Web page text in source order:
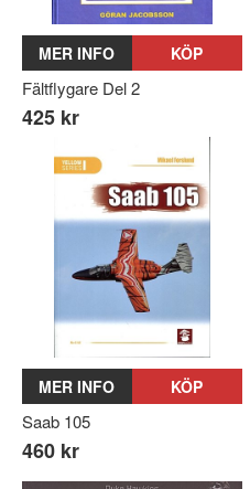
MER INFO KÖP
Fältflygare Del 2
425 kr
MER INFO KÖP
Saab 105
460 kr